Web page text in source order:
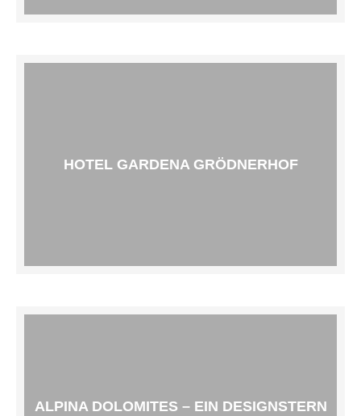
HOTEL GARDENA GRÖDNERHOF
ALPINA DOLOMITES – EIN DESIGNSTERN